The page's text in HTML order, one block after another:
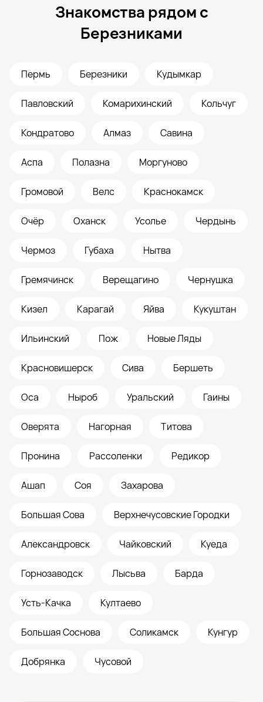
Знакомства рядом с
Березниками
Пермь Березники Кудымкар
Павловский Комарихинский Кольчуг
Кондратово Алмаз Савина
Аспа Полазна Моргуново
Громовой Велс Краснокамск
Очёр Оханск Усолье Чердынь
Чермоз Губаха Нытва
Гремячинск Верещагино Чернушка
Кизел Карагай Яйва Кукуштан
Ильинский Пож Новые Ляды
Красновишерск Сива Бершеть
Оса Ныроб Уральский Гаины
Оверята Нагорная Титова
Пронина Рассоленки Редикор
Ашап Соя Захарова
Большая Сова Верхнечусовские Городки
Александровск Чайковский Куеда
Горнозаводск Лысьва Барда
Усть-Качка Култаево
Большая Соснова Соликамск Кунгур
Добрянка Чусовой